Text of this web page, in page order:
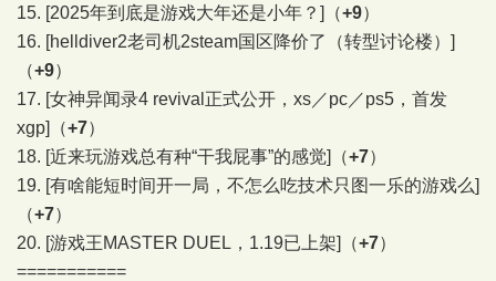
15. [2025年到底是游戏大年还是小年？] （+9）
16. [helldiver2老司机2steam国区降价了（转型讨论楼）]
（+9）
17. [女神异闻录4 revival正式公开，xs／pc／ps5，首发
xgp]
（+7）
18. [近来玩游戏总有种“干我屁事”的感觉] （+7）
19. [有啥能短时间开一局，不怎么吃技术只图一乐的游戏么]
（+7）
20. [游戏王MASTER DUEL，1.19已上架] （+7）
===========